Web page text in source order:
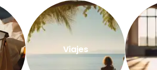
Viajes